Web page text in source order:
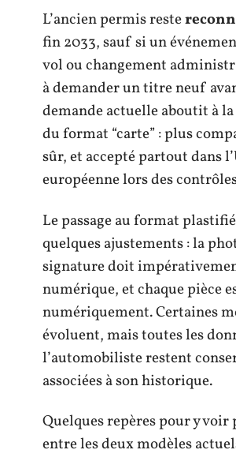
L’ancien permis reste
fin 2033, sauf si un
vol ou changement
à demander un titre neuf
demande actuelle aboutit à
du format “carte” : plus
sûr, et accepté partout dans
européenne lors des
Le passage au format
quelques ajustements : la
signature doit
numérique, et chaque pièce
numériquement. Certaines
évoluent, mais toutes les
l’automobiliste restent
associées à son historique.
Quelques repères pour y
entre les deux modèles